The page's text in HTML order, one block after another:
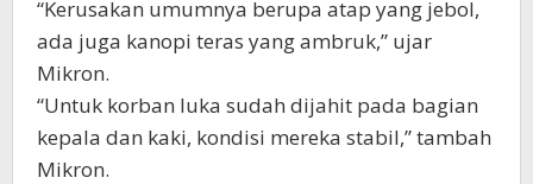
“Kerusakan umumnya berupa atap yang jebol,
ada juga kanopi teras yang ambruk,” ujar
Mikron.
“Untuk korban luka sudah dijahit pada bagian
kepala dan kaki, kondisi mereka stabil,” tambah
Mikron.